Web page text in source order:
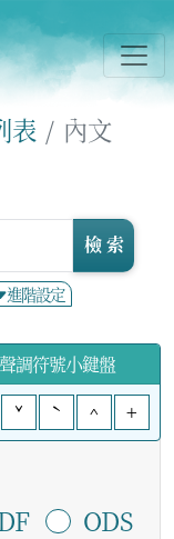
表 內文
進階設定
檢 索
聲調符號小鍵盤
ˇ ˋ ^ +
ODS